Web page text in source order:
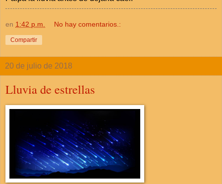
en 1:42 p.m. No hay comentarios.:
Compartir
20 de julio de 2018
Lluvia de estrellas